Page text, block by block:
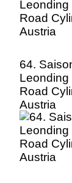
64.
Leonding
Road
Austria